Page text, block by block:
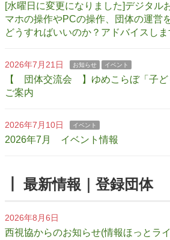
[水曜日に変更になりました]デジタル
マホの操作やPCの操作、団体の運営
どうすればいいのか？アドバイスしま
2026年7月21日 お知らせ イベント
【 団体交流会 】ゆめこらぼ「子ど
ご案内
2026年7月10日 イベント
2026年7月 イベント情報
┃ 最新情報｜登録団体
2026年8月6日
西視協からのお知らせ(情報ほっとラ